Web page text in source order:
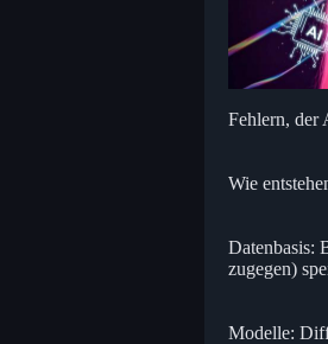
Fehlern, der
Wie
Datenbasis:
zugegen)
Modelle: